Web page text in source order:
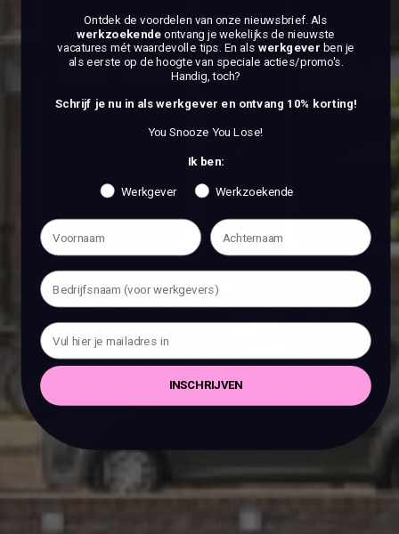
Ontdek de voordelen van onze nieuwsbrief. Als
werkzoekendeontvang je wekelijks de nieuwste
vacatures mét waardevolle tips. En als werkgever ben je
als eerste op de hoogte van speciale acties/promo's.
Handig, toch?
Schrijf je nu in als werkgever en ontvang 10% korting!
You Snooze You Lose!
Ik ben:
Werkgever Werkzoekende
INSCHRIJVEN